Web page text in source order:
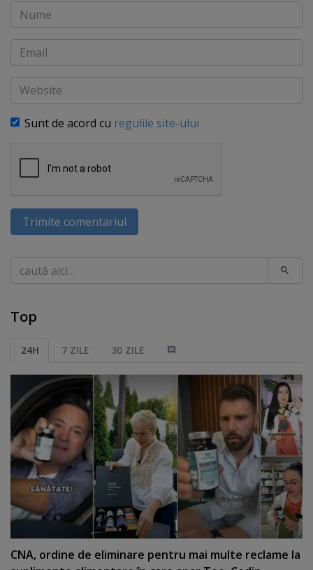
Nume
Email
Website
Sunt de acord cu regulile site-ului
Trimite comentariul
Caută
Top
24H 7 ZILE 30 ZILE
CNA, ordine de eliminare pentru mai multe reclame la